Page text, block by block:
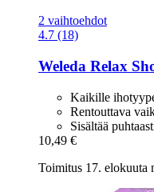
2 vaihtoehdot
4.7 (18)
Weleda Relax
Kaikille
Rentouttava
Sisältää
10,49 €
Toimitus 17. elokuuta